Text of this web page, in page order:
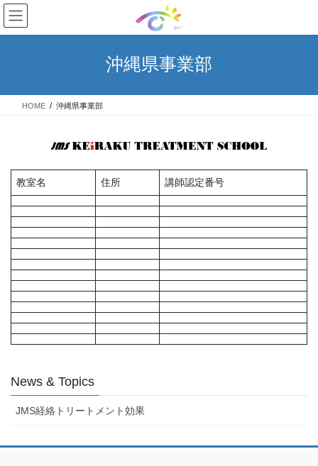
コ
ン
テ
ス
ナ
ビ
ゲ
ン
沖縄県事業部
HOME 沖縄県事業部
教室名 住所 講師認定番号
News & Topics
JMS経絡トリートメント効果